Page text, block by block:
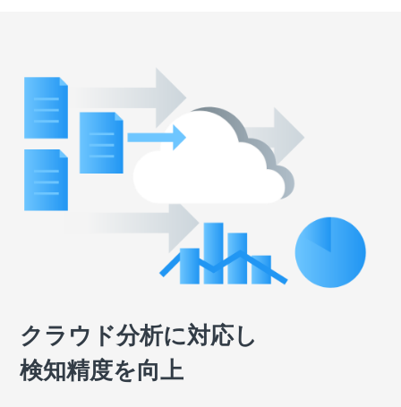
クラウド分析に対応し
検知精度を向上